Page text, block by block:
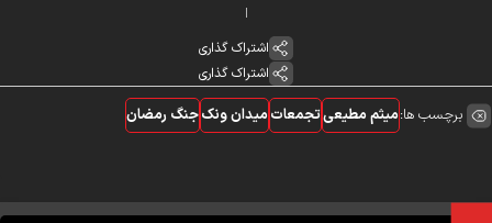
اشتراک گذاری
اشتراک گذاری
برچسب ها:میثم مطیعیتجمعاتمیدان ونکجنگ رمضان